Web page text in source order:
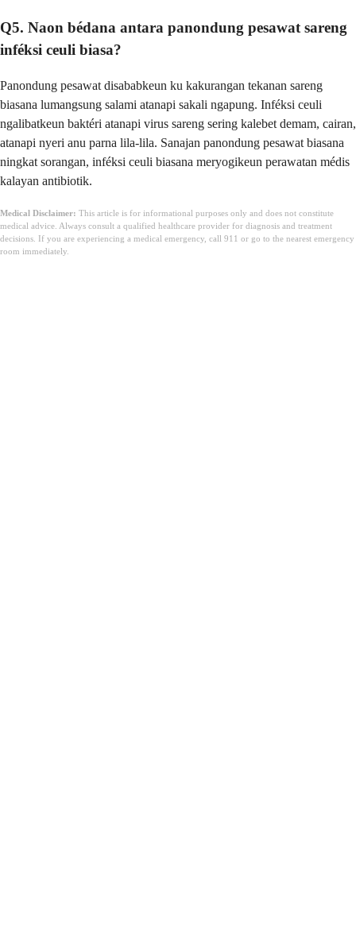
Q5. Naon bédana antara panondung pesawat sareng
inféksi ceuli biasa?
Panondung pesawat disababkeun ku kakurangan tekanan sareng
biasana lumangsung salami atanapi sakali ngapung. Inféksi ceuli
ngalibatkeun baktéri atanapi virus sareng sering kalebet demam, cairan,
atanapi nyeri anu parna lila-lila. Sanajan panondung pesawat biasana
ningkat sorangan, inféksi ceuli biasana meryogikeun perawatan médis
kalayan antibiotik.
Medical Disclaimer: This article is for informational purposes only and does not constitute
medical advice. Always consult a qualified healthcare provider for diagnosis and treatment
decisions. If you are experiencing a medical emergency, call 911 or go to the nearest emergency
room immediately.